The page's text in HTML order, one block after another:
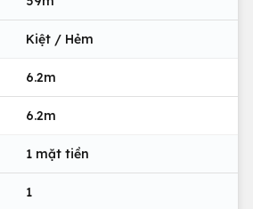
Kiệt / Hẻm
6.2m
6.2m
1 mặt tiền
1